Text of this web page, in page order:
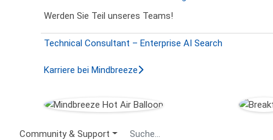
Werden Sie Teil unseres Teams!
Technical Consultant – Enterprise AI Search
Karriere bei Mindbreeze
Secondary Menu
Community & Support